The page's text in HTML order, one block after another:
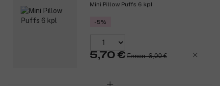
Mini Pillow Puffs 6 kpl
-5%
5,70 € Ennen: 6,00 €